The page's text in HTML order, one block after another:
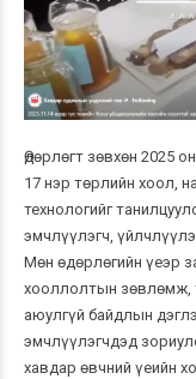
Өдөрлөгт зөвхөн 2025
17 нэр төрлийн хоол,
технологийг
эмчлүүлэгч,
Мөн өдөрлөгийн үеэр
хооллолтын зөвлөмж,
аюулгүй байдлын
эмчлүүлэгчдэд
хавдар өвчний үеийн